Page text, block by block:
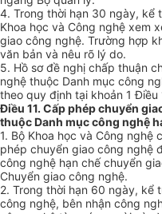
4. Trong thời hạn 30 ngày, kể
Khoa học và Công nghệ xem
giao công nghệ. Trường hợp
văn bản và nêu rõ lý do.
5. Hồ sơ đề nghị chấp thuận
nghệ thuộc Danh mục công
theo quy định tại khoản 1 Điều
Điều 11. Cấp phép chuyển
thuộc Danh mục công nghệ
1. Bộ Khoa học và Công nghệ
phép chuyển giao công nghệ
công nghệ hạn chế chuyển
Chuyển giao công nghệ.
2. Trong thời hạn 60 ngày,
công nghệ, bên nhận công